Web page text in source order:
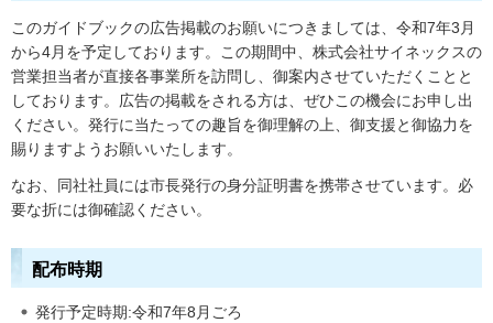
このガイドブックの広告掲載のお願いにつきましては、令和7年3月
から4月を予定しております。この期間中、株式会社サイネックスの
営業担当者が直接各事業所を訪問し、御案内させていただくことと
しております。広告の掲載をされる方は、ぜひこの機会にお申し出
ください。発行に当たっての趣旨を御理解の上、御支援と御協力を
賜りますようお願いいたします。
なお、同社社員には市長発行の身分証明書を携帯させています。必
要な折には御確認ください。
配布時期
発行予定時期:令和7年8月ごろ